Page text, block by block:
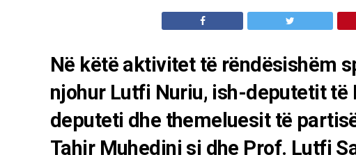
Në këtë aktivitet të rëndësishëm
njohur Lutfi Nuriu, ish-deputetit të
deputeti dhe themeluesit të
Tahir Muhedini si dhe Prof. Lutfi